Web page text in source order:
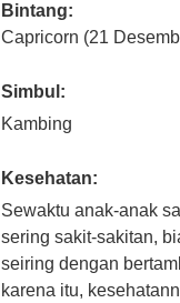
Bintang:
Capricorn (21
Simbul:
Kambing
Kesehatan:
Sewaktu anak-anak
sering sakit-sakitan,
seiring dengan
karena itu,